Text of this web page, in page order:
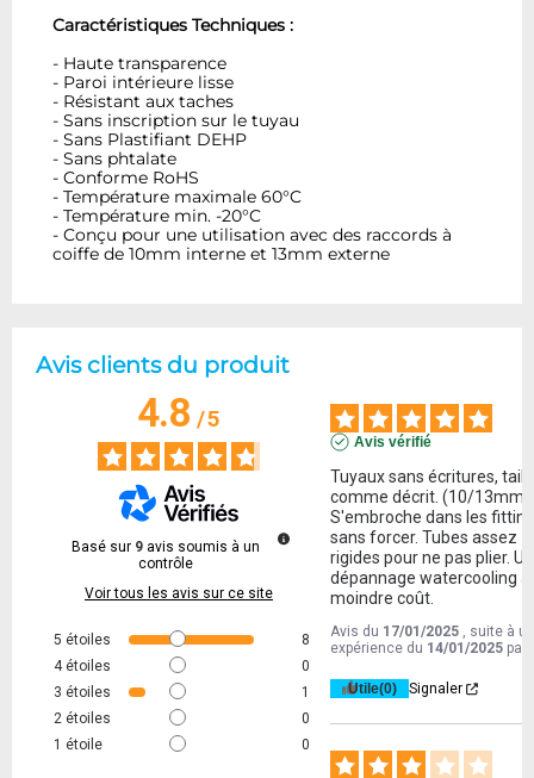
Caractéristiques Techniques :
- Haute transparence
- Paroi intérieure lisse
- Résistant aux taches
- Sans inscription sur le tuyau
- Sans Plastifiant DEHP
- Sans phtalate
- Conforme RoHS
- Température maximale 60°C
- Température min. -20°C
- Conçu pour une utilisation avec des raccords à
coiffe de 10mm interne et 13mm externe
Avis clients du produit
4.8/5
Basé sur 9 avis soumis à un
contrôle
Voir tous les avis sur ce site
5 étoiles
8
4 étoiles
0
3 étoiles
1
2 étoiles
0
1 étoile 0
Avis vérifié
Tuyaux sans écritures,
comme décrit. (10/13mm)
S'embroche dans les
sans forcer. Tubes assez
rigides pour ne pas plier.
dépannage watercooling à
moindre coût.
Avis du 17/01/2025 , suite à
expérience du 14/01/2025 par
Utile(0) Signaler